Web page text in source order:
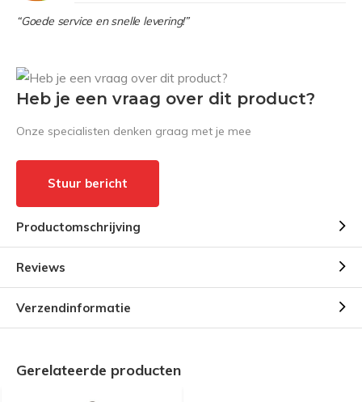
“Goede service en snelle levering!”
Heb je een vraag over dit product?
Onze specialisten denken graag met je mee
Stuur bericht
Productomschrijving
Reviews
Verzendinformatie
Gerelateerde producten